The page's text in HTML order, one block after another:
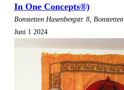
In One Concepts®)
Bonstetten Hasenbergstr. 8, Bonstetten
Juni 1 2024